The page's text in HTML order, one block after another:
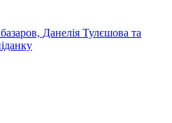
Данелія Тулєшова та